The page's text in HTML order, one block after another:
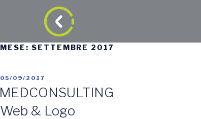
MESE: SETTEMBRE 2017
05/09/2017
MEDCONSULTING
Web & Logo